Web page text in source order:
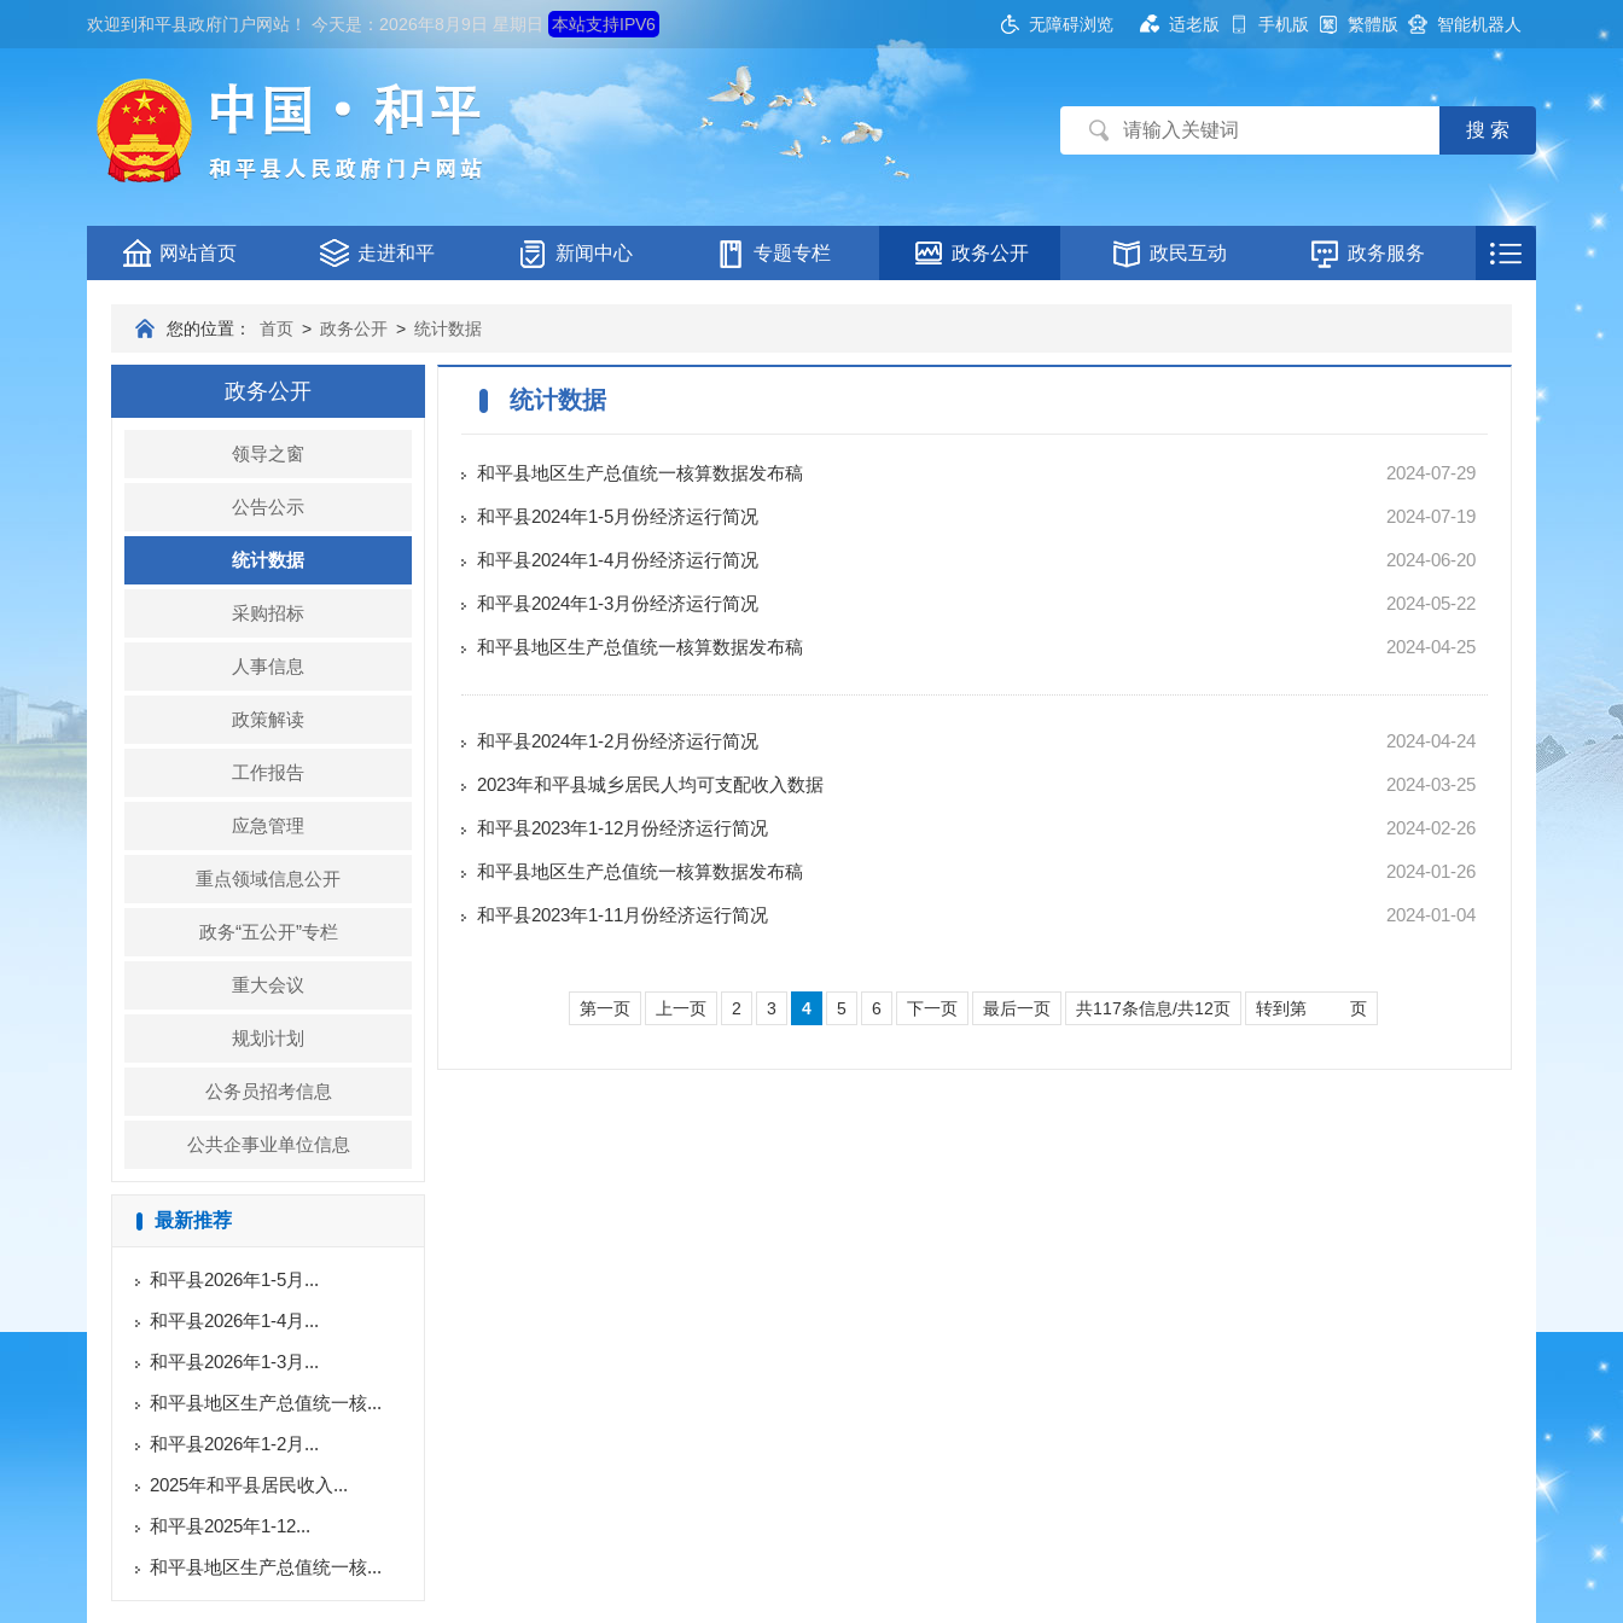
欢迎到和平县政府门户网站 ！ 今天是： 2026年8月9日 星期日 本站支持IPV6 无障碍浏览 适老版 手机版 繁體版 智能机器人
网站首页 走进和平 新闻中心 专题专栏 政务公开 政民互动 政务服务
您的位置： 首页 > 政务公开 > 统计数据
政务公开
领导之窗
公告公示
统计数据
采购招标
人事信息
政策解读
工作报告
应急管理
重点领域信息公开
政务“五公开”专栏
重大会议
规划计划
公务员招考信息
公共企事业单位信息
最新推荐
和平县2026年1-5月...
和平县2026年1-4月...
和平县2026年1-3月...
和平县地区生产总值统一核...
和平县2026年1-2月...
2025年和平县居民收入...
和平县2025年1-12...
和平县地区生产总值统一核...
统计数据
2024-07-29
和平县地区生产总值统一核算数据发布稿
2024-07-19
和平县2024年1-5月份经济运行简况
2024-06-20
和平县2024年1-4月份经济运行简况
2024-05-22
和平县2024年1-3月份经济运行简况
2024-04-25
和平县地区生产总值统一核算数据发布稿
2024-04-24
和平县2024年1-2月份经济运行简况
2024-03-25
2023年和平县城乡居民人均可支配收入数据
2024-02-26
和平县2023年1-12月份经济运行简况
2024-01-26
和平县地区生产总值统一核算数据发布稿
2024-01-04
和平县2023年1-11月份经济运行简况
第一页 上一页 2 3 4 5 6 下一页 最后一页 共117条信息/共12页 转到第 页